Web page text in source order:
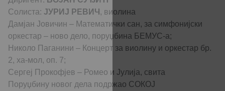
Солиста: ЈУРИЈ РЕВИЧ , виолина
Дамјан Јовичин – Математички сан, за симфонијски
оркестар – ново дело, поруџбина БЕМУС-а;
Николо Паганини – Концерт за виолину и оркестар бр.
2, ха-мол, оп. 7;
Сергеј Прокофјев – Ромео и Јулија, свита
Поруџбину новог дела подржао СОКОЈ